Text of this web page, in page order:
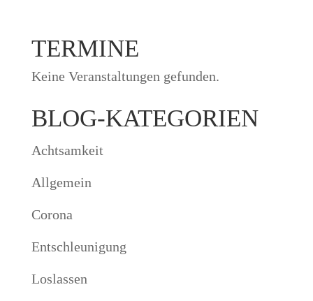
TERMINE
Keine Veranstaltungen gefunden.
BLOG-KATEGORIEN
Achtsamkeit
Allgemein
Corona
Entschleunigung
Loslassen